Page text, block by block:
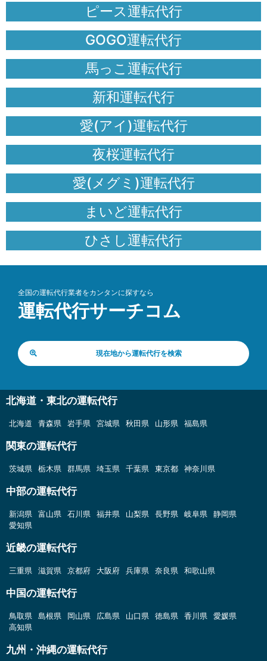
ピース運転代行
GOGO運転代行
馬っこ運転代行
新和運転代行
愛(アイ)運転代行
夜桜運転代行
愛(メグミ)運転代行
まいど運転代行
ひさし運転代行
全国の運転代行業者をカンタンに探すなら
運転代行サーチコム
現在地から運転代行を検索
北海道・東北の運転代行
北海道 青森県 岩手県 宮城県 秋田県 山形県 福島県
関東の運転代行
茨城県 栃木県 群馬県 埼玉県 千葉県 東京都 神奈川県
中部の運転代行
新潟県 富山県 石川県 福井県 山梨県 長野県 岐阜県
静岡県
愛知県
近畿の運転代行
三重県 滋賀県 京都府 大阪府 兵庫県 奈良県 和歌山県
中国の運転代行
鳥取県 島根県 岡山県 広島県 山口県 徳島県 香川県
愛媛県
高知県
九州・沖縄の運転代行